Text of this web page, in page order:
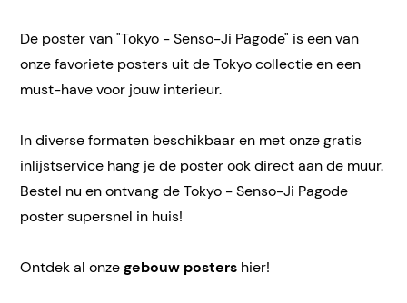
De poster van "Tokyo - Senso-Ji Pagode" is een van
onze favoriete posters uit de Tokyo collectie en een
must-have voor jouw interieur.
In diverse formaten beschikbaar en met onze gratis
inlijstservice hang je de poster ook direct aan de muur.
Bestel nu en ontvang de Tokyo - Senso-Ji Pagode
poster supersnel in huis!
Ontdek al onzegebouw posters hier!